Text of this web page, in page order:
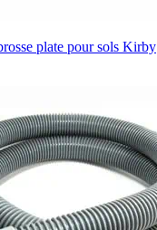
plate pour sols Kirby